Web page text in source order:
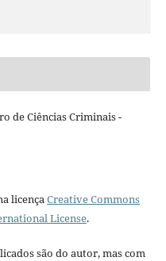
de Ciências Criminais -
licençaCreative Commons
License.
são do autor, mas com